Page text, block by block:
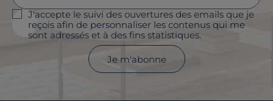
J'accepte le suivi des ouvertures des emails que je
reçois afin de personnaliser les contenus qui me
sont adressés et à des fins statistiques.
Je m'abonne